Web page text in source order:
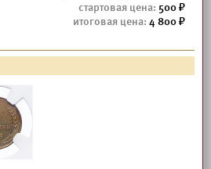
500
4 800